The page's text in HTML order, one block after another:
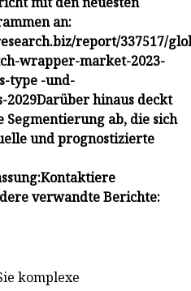
an:
report/337517/
wrapper-market-2023-
type -und-
2029Darüber hinaus deckt
ab, die sich
und prognostizierte
Kontaktiere
verwandte Berichte:
komplexe